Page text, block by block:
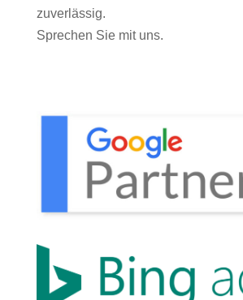
zuverlässig.
Sprechen Sie mit uns.